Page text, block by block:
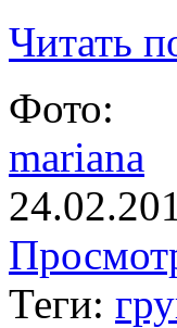
Читать
Фото:
mariana
Теги: